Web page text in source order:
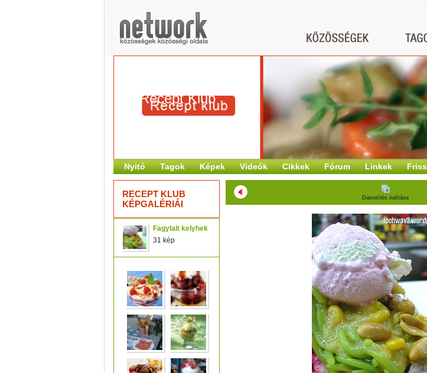
Recept Klub
Nyitó Tagok Képek Videók Cikkek Fórum Linkek Friss
RECEPT KLUB
KÉPGALÉRIÁI
Fagylalt kelyhek
31 kép
Diavetítés indítása